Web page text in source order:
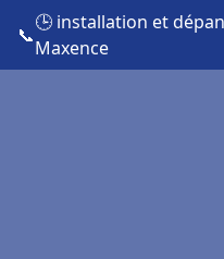
📞
🕒 installation et
Maxence